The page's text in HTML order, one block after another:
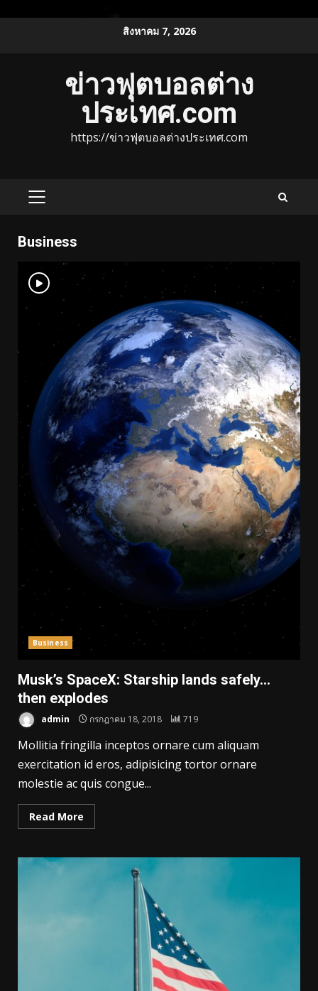
สิงหาคม 7, 2026
ข่าวฟุตบอลต่าง
ประเทศ.com
https://ข่าวฟุตบอลต่างประเทศ.com
PRIMARY
Business
Business
Musk’s SpaceX: Starship lands safely…
then explodes
admin กรกฎาคม 18, 2018 719
Mollitia fringilla inceptos ornare cum aliquam
exercitation id eros, adipisicing tortor ornare
molestie ac quis congue...
Read More